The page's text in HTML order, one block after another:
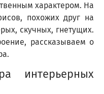
характером. На
похожих друг на
скучных, гнетущих.
рассказываем о
интерьерных